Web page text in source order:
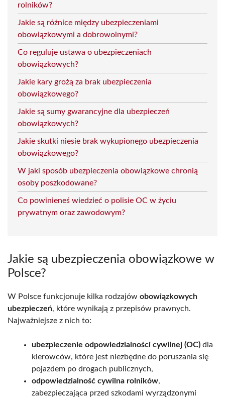
rolników?
Jakie są różnice między ubezpieczeniami
obowiązkowymi a dobrowolnymi?
Co reguluje ustawa o ubezpieczeniach
obowiązkowych?
Jakie kary grożą za brak ubezpieczenia
obowiązkowego?
Jakie są sumy gwarancyjne dla ubezpieczeń
obowiązkowych?
Jakie skutki niesie brak wykupionego ubezpieczenia
obowiązkowego?
W jaki sposób ubezpieczenia obowiązkowe chronią
osoby poszkodowane?
Co powinieneś wiedzieć o polisie OC w życiu
prywatnym oraz zawodowym?
Jakie są ubezpieczenia obowiązkowe w
Polsce?
W Polsce funkcjonuje kilka rodzajów obowiązkowych
ubezpieczeń, które wynikają z przepisów prawnych.
Najważniejsze z nich to:
ubezpieczenie odpowiedzialności cywilnej (OC) dla
kierowców, które jest niezbędne do poruszania się
pojazdem po drogach publicznych,
odpowiedzialność cywilna rolników,
zabezpieczająca przed szkodami wyrządzonymi